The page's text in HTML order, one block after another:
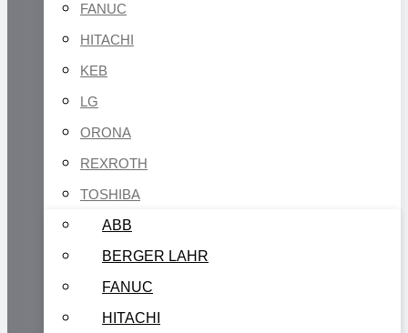
FANUC
HITACHI
KEB
LG
ORONA
REXROTH
TOSHIBA
ABB
BERGER LAHR
FANUC
HITACHI